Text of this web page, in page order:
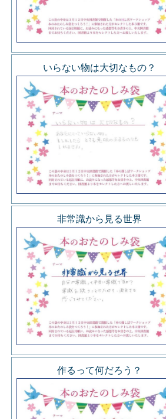
いらない物は大切なもの？
非常識から見る世界
作るって何だろう？